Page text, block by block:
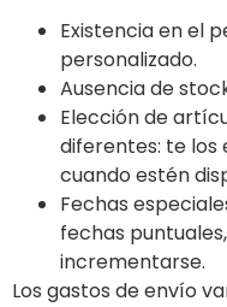
Existencia en el
personalizado.
Ausencia de
Elección de
diferentes: te los
cuando estén
Fechas
fechas
incrementarse.
Los gastos de envío